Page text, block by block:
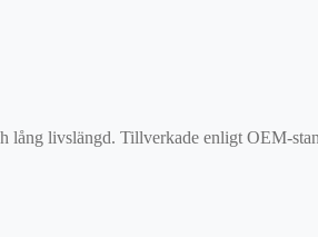
livslängd. Tillverkade enligt OEM-